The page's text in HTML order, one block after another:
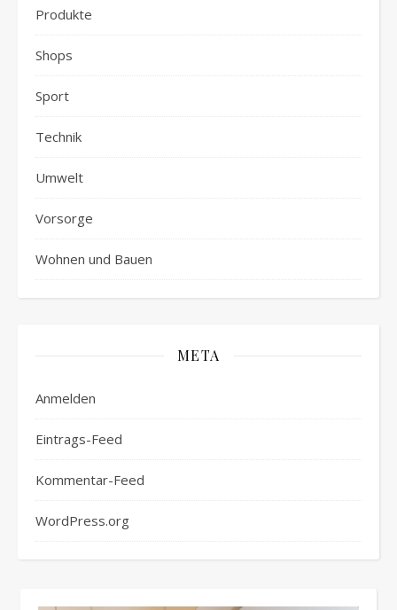
Produkte
Shops
Sport
Technik
Umwelt
Vorsorge
Wohnen und Bauen
META
Anmelden
Eintrags-Feed
Kommentar-Feed
WordPress.org